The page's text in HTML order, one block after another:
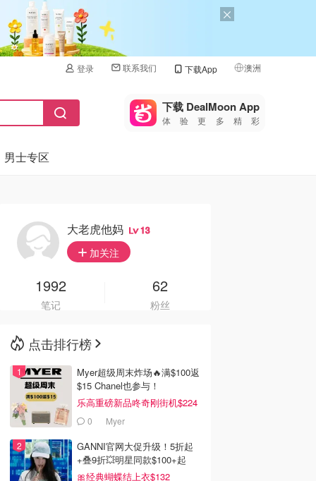
登录 联系我们 下载App 澳洲
🇺🇸
🇨🇳 中国
🇦🇺
下载 DealMoon App
体验更多精彩
男士专区
大老虎他妈 13
加关注
1992
笔记
62
粉丝
点击排行榜
Myer超级周末炸场🔥满$100返
$15 Chanel也参与！
乐高重磅新品咚奇刚街机$224
0 Myer
GANNI官网大促升级！5折起
+叠9折💥明星同款$100+起
🎀经典蝴蝶结上衣$132